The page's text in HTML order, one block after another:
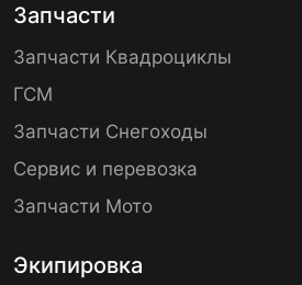
Запчасти
Запчасти Квадроциклы
ГСМ
Запчасти Снегоходы
Сервис и перевозка
Запчасти Мото
Экипировка